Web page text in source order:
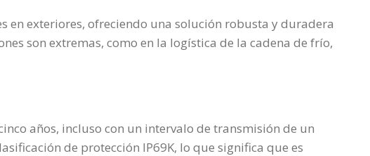
en exteriores, ofreciendo una solución robusta y duradera
son extremas, como en la logística de la cadena de frío,
años, incluso con un intervalo de transmisión de un
de protección IP69K, lo que significa que es